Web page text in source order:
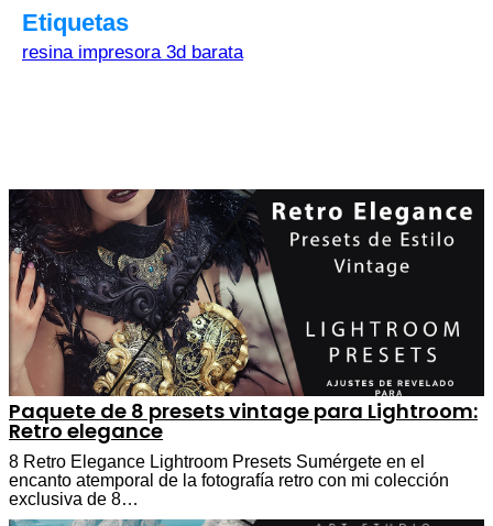
Etiquetas
resina impresora 3d barata
Paquete de 8 presets vintage para Lightroom:
Retro elegance
8 Retro Elegance Lightroom Presets Sumérgete en el
encanto atemporal de la fotografía retro con mi colección
exclusiva de 8…